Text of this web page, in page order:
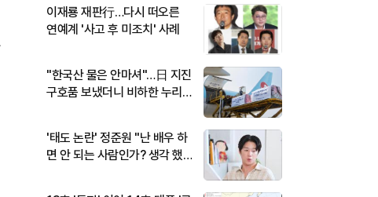
이재룡 재판行…다시 떠오른
연예계 '사고 후 미조치' 사례
"한국산 물은 안마셔"…日 지진
구호품 보냈더니 비하한 누리
'태도 논란' 정준원 "난 배우 하
면 안 되는 사람인가? 생각 했